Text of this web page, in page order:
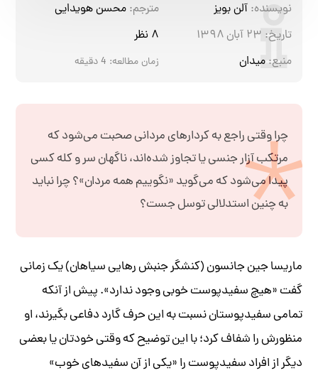
نویسنده: آلن بویز مترجم: محسن هویدایی
تاریخ: ۲۳ آبان ۱۳۹۸
۸ نظر
منبع: میدان زمان مطالعه: 4دقیقه
چرا وقتی راجع به کردارهای مردانی صحبت می‌شود که
مرتکب آزار جنسی یا تجاوز شده‌اند، ناگهان سر و کله کسی
پیدا می‌شود که می‌گوید «نگوییم همه مردان»؟ چرا نباید
به چنین استدلالی توسل جست؟
ماریسا جین جانسون (کنشگر جنبش رهایی سیاهان) یک زمانی
گفت «هیچ سفیدپوست خوبی وجود ندارد». پیش از آنکه
تمامی سفیدپوستان نسبت به این حرف گارد دفاعی بگیرند، او
منظورش را شفاف کرد؛ با این توضیح که وقتی خودتان یا بعضی
دیگر از افراد سفیدپوست را «یکی از آن سفیدهای خوب»